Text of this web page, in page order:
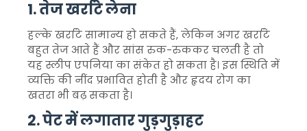
1. तेज खर्राटे लेना
हल्के खर्राटे सामान्य हो सकते हैं, लेकिन अगर खर्राटे
बहुत तेज आते हैं और सांस रुक-रुककर चलती है तो
यह स्लीप एपनिया का संकेत हो सकता है। इस स्थिति में
व्यक्ति की नींद प्रभावित होती है और हृदय रोग का
खतरा भी बढ़ सकता है।
2. पेट में लगातार गुड़गुड़ाहट